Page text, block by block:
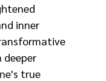
inner
deeper
true